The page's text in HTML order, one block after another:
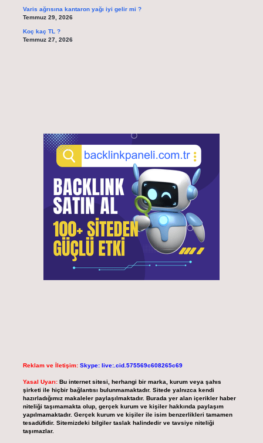
Varis ağrısına kantaron yağı iyi gelir mi ?
Temmuz 29, 2026
Koç kaç TL ?
Temmuz 27, 2026
Reklam ve İletişim: Skype: live:.cid.575569c608265c69
Yasal Uyarı: Bu internet sitesi, herhangi bir marka, kurum veya şahıs
şirketi ile hiçbir bağlantısı bulunmamaktadır. Sitede yalnızca kendi
hazırladığımız makaleler paylaşılmaktadır. Burada yer alan içerikler haber
niteliği taşımamakta olup, gerçek kurum ve kişiler hakkında paylaşım
yapılmamaktadır. Gerçek kurum ve kişiler ile isim benzerlikleri tamamen
tesadüfidir. Sitemizdeki bilgiler taslak halindedir ve tavsiye niteliği
taşımazlar.